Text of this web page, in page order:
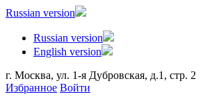
Russian version
Russian version
English version
г. Москва, ул. 1-я Дубровская, д.1, стр. 2
Избранное Войти